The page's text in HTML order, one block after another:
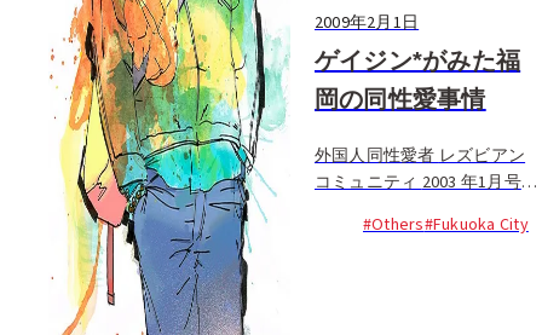
2009年2月1日
ゲイジン*がみた福
岡の同性愛事情
外国人同性愛者 レズビアン
コミュニティ 2003 年1月号の
『福岡のゲイ事情』。
#Others#Fukuoka City